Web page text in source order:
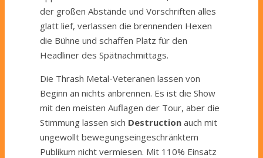
der großen Abstände und Vorschriften alles
glatt lief, verlassen die brennenden Hexen
die Bühne und schaffen Platz für den
Headliner des Spätnachmittags.
Die Thrash Metal-Veteranen lassen von
Beginn an nichts anbrennen. Es ist die Show
mit den meisten Auflagen der Tour, aber die
Stimmung lassen sich Destruction auch mit
ungewollt bewegungseingeschränktem
Publikum nicht vermiesen. Mit 110% Einsatz